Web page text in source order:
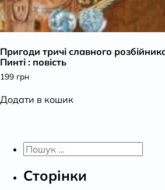
Пригоди тричі славного
Пинті : повість
199 грн
Додати в кошик
Пошук:
Сторінки